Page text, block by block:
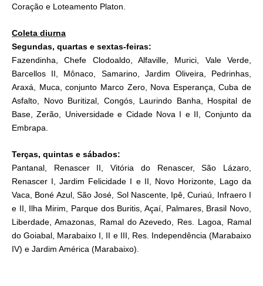
Coração e Loteamento Platon.
Coleta diurna
Segundas, quartas e sextas-feiras:
Fazendinha, Chefe Clodoaldo, Alfaville, Murici, Vale Verde,
Barcellos II, Mônaco, Samarino, Jardim Oliveira, Pedrinhas,
Araxá, Muca, conjunto Marco Zero, Nova Esperança, Cuba de
Asfalto, Novo Buritizal, Congós, Laurindo Banha, Hospital de
Base, Zerão, Universidade e Cidade Nova I e II, Conjunto da
Embrapa.
Terças, quintas e sábados:
Pantanal, Renascer II, Vitória do Renascer, São Lázaro,
Renascer I, Jardim Felicidade I e II, Novo Horizonte, Lago da
Vaca, Boné Azul, São José, Sol Nascente, Ipê, Curiaú, Infraero I
e II, Ilha Mirim, Parque dos Buritis, Açaí, Palmares, Brasil Novo,
Liberdade, Amazonas, Ramal do Azevedo, Res. Lagoa, Ramal
do Goiabal, Marabaixo I, II e III, Res. Independência (Marabaixo
IV) e Jardim América (Marabaixo).